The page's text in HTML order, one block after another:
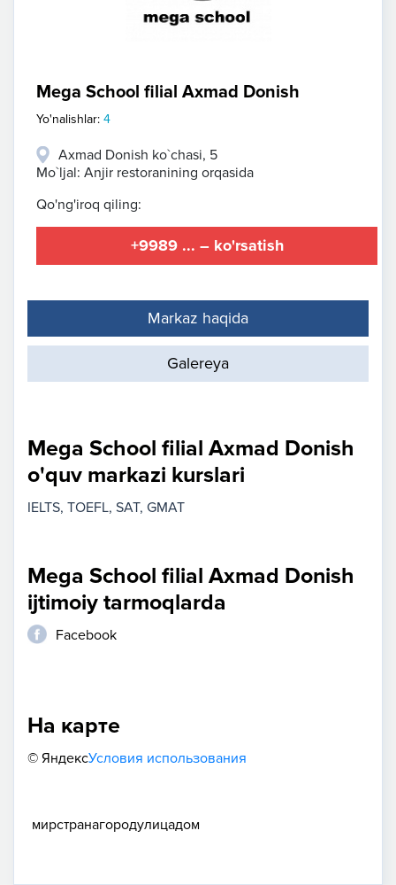
Mega School filial Axmad Donish
Yo'nalishlar: 4
Axmad Donish ko`chasi, 5
Mo`ljal: Anjir restoranining orqasida
Qo'ng'iroq qiling:
+9989 ... – ko'rsatish
Markaz haqida
Galereya
Mega School filial Axmad Donish
o'quv markazi kurslari
IELTS TOEFL SAT GMAT
Mega School filial Axmad Donish
ijtimoiy tarmoqlarda
Facebook
На карте
© ЯндексУсловия использования
мирстранагородулицадом